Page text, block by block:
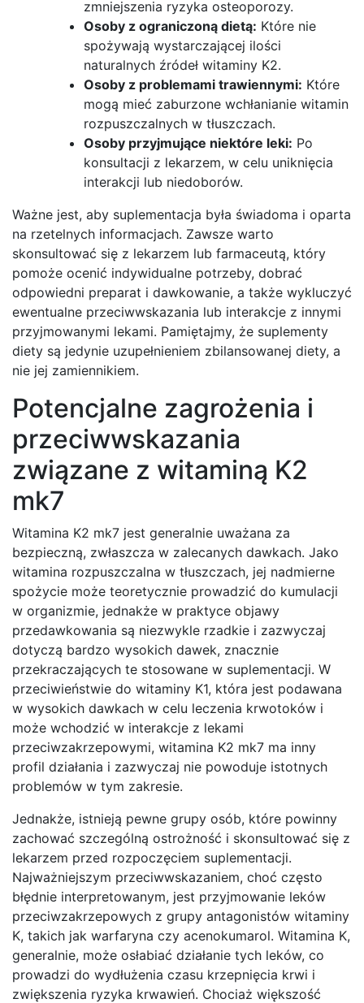
zmniejszenia ryzyka osteoporozy.
Osoby z ograniczoną dietą: Które nie
spożywają wystarczającej ilości
naturalnych źródeł witaminy K2.
Osoby z problemami trawiennymi: Które
mogą mieć zaburzone wchłanianie witamin
rozpuszczalnych w tłuszczach.
Osoby przyjmujące niektóre leki: Po
konsultacji z lekarzem, w celu uniknięcia
interakcji lub niedoborów.
Ważne jest, aby suplementacja była świadoma i oparta
na rzetelnych informacjach. Zawsze warto
skonsultować się z lekarzem lub farmaceutą, który
pomoże ocenić indywidualne potrzeby, dobrać
odpowiedni preparat i dawkowanie, a także wykluczyć
ewentualne przeciwwskazania lub interakcje z innymi
przyjmowanymi lekami. Pamiętajmy, że suplementy
diety są jedynie uzupełnieniem zbilansowanej diety, a
nie jej zamiennikiem.
Potencjalne zagrożenia i
przeciwwskazania
związane z witaminą K2
mk7
Witamina K2 mk7 jest generalnie uważana za
bezpieczną, zwłaszcza w zalecanych dawkach. Jako
witamina rozpuszczalna w tłuszczach, jej nadmierne
spożycie może teoretycznie prowadzić do kumulacji
w organizmie, jednakże w praktyce objawy
przedawkowania są niezwykle rzadkie i zazwyczaj
dotyczą bardzo wysokich dawek, znacznie
przekraczających te stosowane w suplementacji. W
przeciwieństwie do witaminy K1, która jest podawana
w wysokich dawkach w celu leczenia krwotoków i
może wchodzić w interakcje z lekami
przeciwzakrzepowymi, witamina K2 mk7 ma inny
profil działania i zazwyczaj nie powoduje istotnych
problemów w tym zakresie.
Jednakże, istnieją pewne grupy osób, które powinny
zachować szczególną ostrożność i skonsultować się z
lekarzem przed rozpoczęciem suplementacji.
Najważniejszym przeciwwskazaniem, choć często
błędnie interpretowanym, jest przyjmowanie leków
przeciwzakrzepowych z grupy antagonistów witaminy
K, takich jak warfaryna czy acenokumarol. Witamina K,
generalnie, może osłabiać działanie tych leków, co
prowadzi do wydłużenia czasu krzepnięcia krwi i
zwiększenia ryzyka krwawień. Chociaż większość